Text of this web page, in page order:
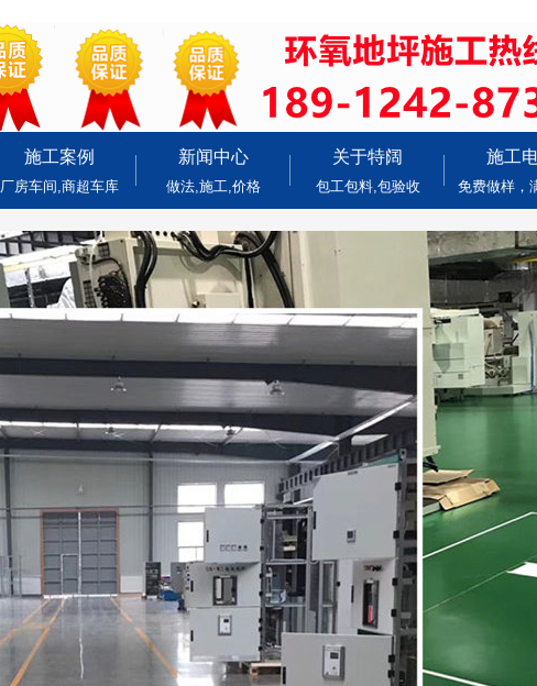
施工案例
厂房车间,商超车库
新闻中心
做法,施工,价格
关于特阔
包工包料,包验收
施工
免费做样，